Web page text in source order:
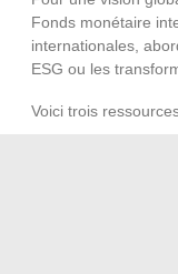
Fonds monétaire
internationales,
ESG ou les
Voici trois